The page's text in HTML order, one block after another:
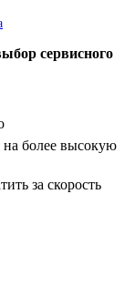
сервисного
на более высокую
за скорость